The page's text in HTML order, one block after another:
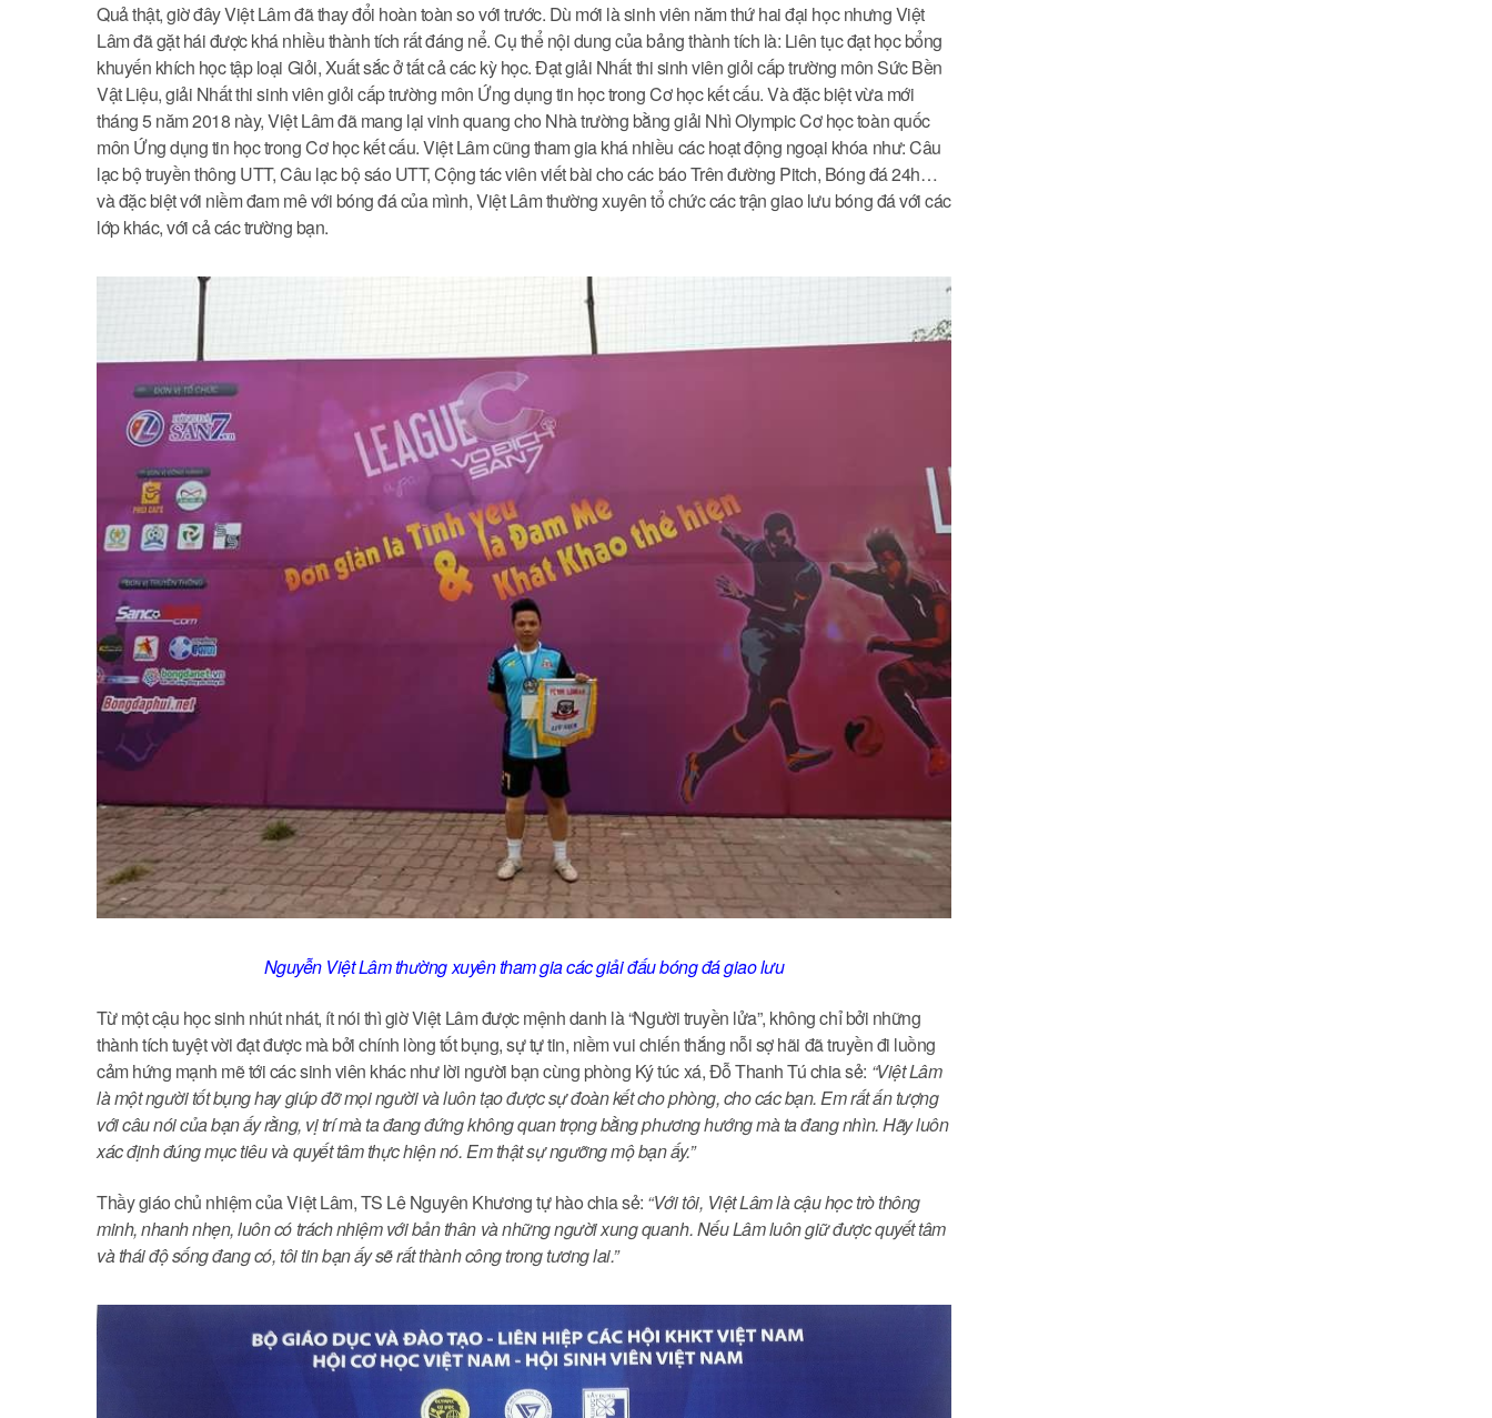
Quả thật, giờ đây Việt Lâm đã thay đổi hoàn toàn so với trước. Dù mới là sinh viên năm thứ hai đại học nhưng Việt
Lâm đã gặt hái được khá nhiều thành tích rất đáng nể. Cụ thể nội dung của bảng thành tích là: Liên tục đạt học bổng
khuyến khích học tập loại Giỏi, Xuất sắc ở tất cả các kỳ học. Đạt giải Nhất thi sinh viên giỏi cấp trường môn Sức Bền
Vật Liệu, giải Nhất thi sinh viên giỏi cấp trường môn Ứng dụng tin học trong Cơ học kết cấu. Và đặc biệt vừa mới
tháng 5 năm 2018 này, Việt Lâm đã mang lại vinh quang cho Nhà trường bằng giải Nhì Olympic Cơ học toàn quốc
môn Ứng dụng tin học trong Cơ học kết cấu. Việt Lâm cũng tham gia khá nhiều các hoạt động ngoại khóa như: Câu
lạc bộ truyền thông UTT, Câu lạc bộ sáo UTT, Cộng tác viên viết bài cho các báo Trên đường Pitch, Bóng đá 24h…
và đặc biệt với niềm đam mê với bóng đá của mình, Việt Lâm thường xuyên tổ chức các trận giao lưu bóng đá với các
lớp khác, với cả các trường bạn.
Nguyễn Việt Lâm thường xuyên tham gia các giải đấu bóng đá giao lưu
Từ một cậu học sinh nhút nhát, ít nói thì giờ Việt Lâm được mệnh danh là “Người truyền lửa”, không chỉ bởi những
thành tích tuyệt vời đạt được mà bởi chính lòng tốt bụng, sự tự tin, niềm vui chiến thắng nỗi sợ hãi đã truyền đi luồng
cảm hứng mạnh mẽ tới các sinh viên khác như lời người bạn cùng phòng Ký túc xá, Đỗ Thanh Tú chia sẻ: “Việt Lâm
là một người tốt bụng hay giúp đỡ mọi người và luôn tạo được sự đoàn kết cho phòng, cho các bạn.Em rất ấn tượng
với câu nói của bạn ấy rằng, vị trí mà ta đang đứng không quan trọng bằng phương hướng mà ta đang nhìn. Hãy luôn
xác định đúng mục tiêu và quyết tâm thực hiện nó. Em thật sự ngưỡng mộ bạn ấy.”
Thầy giáo chủ nhiệm của Việt Lâm, TS Lê Nguyên Khương tự hào chia sẻ: “Với tôi, Việt Lâm là cậu học trò thông
minh, nhanh nhẹn, luôn có trách nhiệm với bản thân và những người xung quanh. Nếu Lâm luôn giữ được quyết tâm
và thái độ sống đang có, tôi tin bạn ấy sẽ rất thành công trong tương lai.”